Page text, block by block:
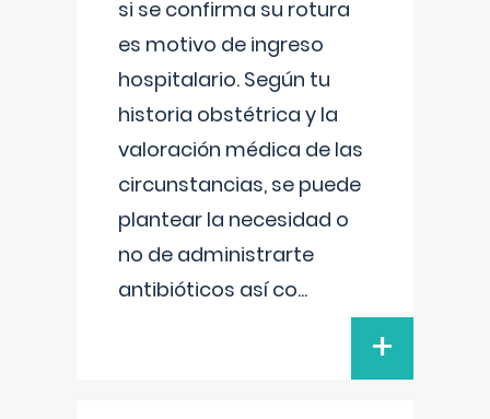
si se confirma su rotura
es motivo de ingreso
hospitalario. Según tu
historia obstétrica y la
valoración médica de las
circunstancias, se puede
plantear la necesidad o
no de administrarte
antibióticos así co...
+